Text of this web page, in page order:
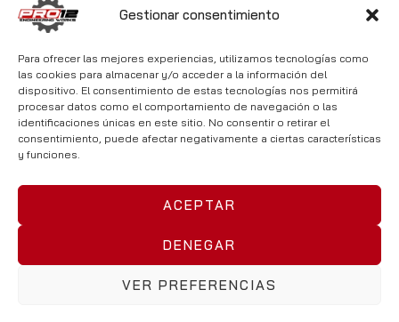
Gestionar consentimiento
Para ofrecer las mejores experiencias, utilizamos tecnologías como
las cookies para almacenar y/o acceder a la información del
dispositivo. El consentimiento de estas tecnologías nos permitirá
procesar datos como el comportamiento de navegación o las
identificaciones únicas en este sitio. No consentir o retirar el
consentimiento, puede afectar negativamente a ciertas características
y funciones.
ACEPTAR
DENEGAR
VER PREFERENCIAS
Pro12Works © 2025. Todos los derechos reservados.
CookiesLegal Accesibilidad
Aceptamos